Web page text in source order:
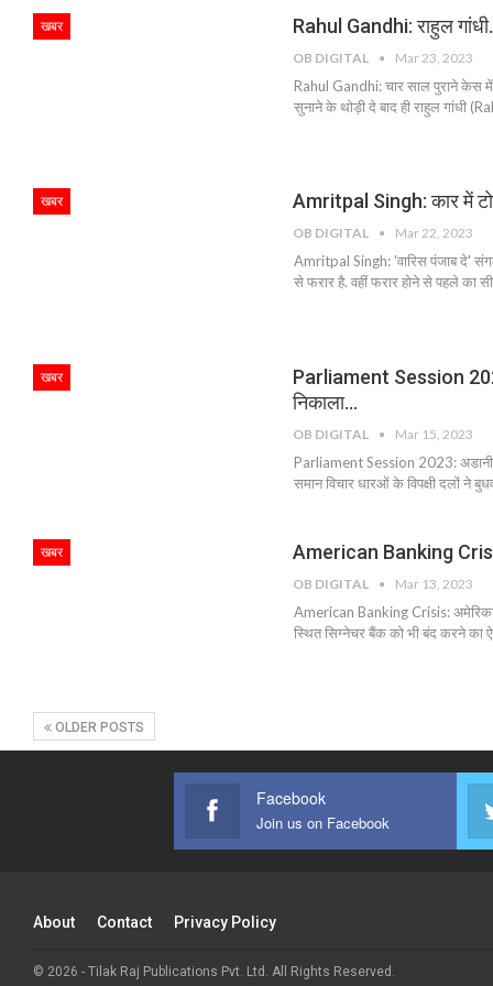
खबर Rahul Gandhi: राहुल
OB DIGITAL Mar 23, 2023
Rahul Gandhi: चार साल पुराने केस
सुनाने के थोड़ी दे बाद ही राहुल गांधी
खबर Amritpal Singh: कार में
OB DIGITAL Mar 22, 2023
Amritpal Singh: 'वारिस पंजाब दे'
से फरार है. वहीं फरार होने से पहले का
खबर
Parliament Session
निकाला…
OB DIGITAL Mar 15, 2023
Parliament Session 2023:
समान विचार धारओं के विपक्षी दलों ने
खबर American Banking
OB DIGITAL Mar 13, 2023
American Banking Crisis:
स्थित सिग्नेचर बैंक को भी बंद करने का
OLDER POSTS
Facebook
Join us on Facebook
About Contact Privacy Policy
© 2026 - Tilak Raj Publications Pvt. Ltd. All Rights Reserved.